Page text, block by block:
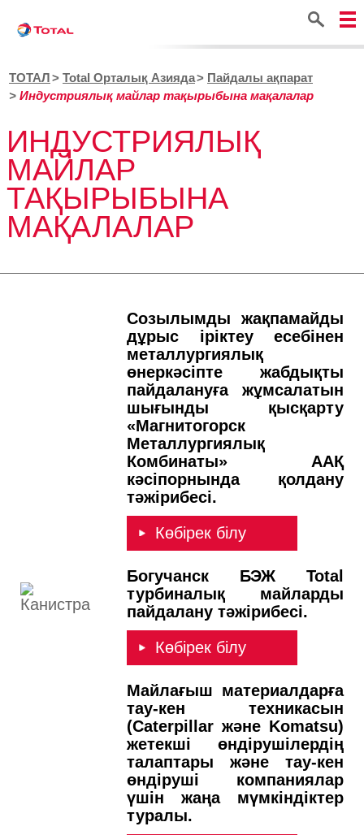
Іздестіру
ТОТАЛ Total Орталық Азияда
Пайдалы ақпарат
Индустриялық майлар тақырыбына мақалалар
ИНДУСТРИЯЛЫҚ
МАЙЛАР
ТАҚЫРЫБЫНА
МАҚАЛАЛАР
Созылымды жақпамайды
дұрыс іріктеу есебінен
металлургиялық
өнеркәсіпте жабдықты
пайдалануға жұмсалатын
шығынды қысқарту
«Магнитогорск
Металлургиялық
Комбинаты» ААҚ
кәсіпорнында қолдану
тәжірибесі.
Көбірек білу
Богучанск БЭЖ Total
турбиналық майларды
пайдалану тәжірибесі.
Көбірек білу
Майлағыш материалдарға
тау-кен техникасын
(Caterpillar және Komatsu)
жетекші өндірушілердің
талаптары және тау-кен
өндіруші компаниялар
үшін жаңа мүмкіндіктер
туралы.